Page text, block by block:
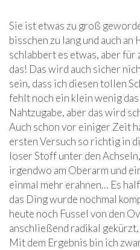
Sie ist etwas zu groß
bisschen zu lang und auch
schlabbert es etwas, aber für
das! Das wird auch sicher
sein, dass ich diesen tollen
fehlt noch ein klein wenig
Nahtzugabe, aber das wird
Auch schon vor einiger Zeit
ersten Versuch so richtig in
loser Stoff unter den
irgendwo am Oberarm und
einmal mehr erahnen… Es
das Ding wurde nochmal
heute noch Fussel von den
anschließend radikal
Mit dem Ergebnis bin ich